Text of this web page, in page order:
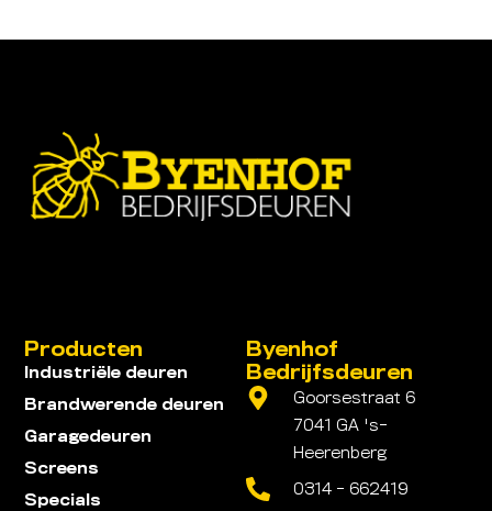
Byenhof
Bedrijfsdeuren
Goorsestraat 6
7041 GA 's-
Heerenberg
0314 - 662419
Producten
Industriële deuren
Brandwerende deuren
Garagedeuren
Screens
Specials